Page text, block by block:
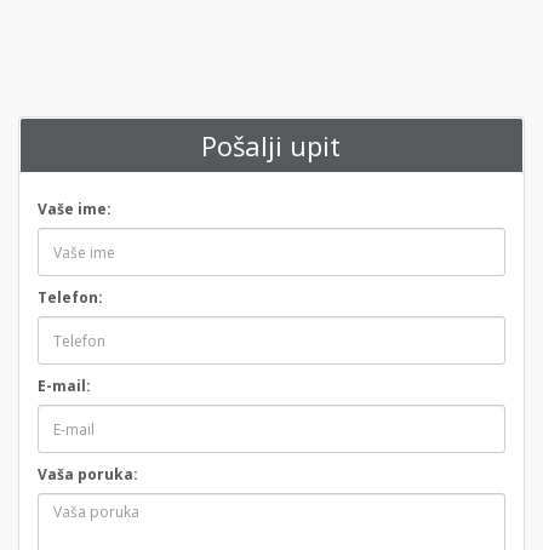
Pošalji upit
Vaše ime:
Telefon:
E-mail:
Vaša poruka: